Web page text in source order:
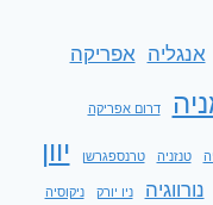
אנגליה אפריקה
דרום אפריקה
טנזניה טרנספגרשן יוון
נורווגיה ניו יורק ניקוסיה